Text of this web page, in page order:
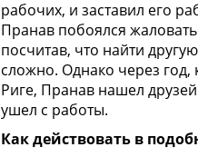
рабочих, и заставил его
Пранав побоялся
посчитав, что найти
сложно. Однако через год,
Риге, Пранав нашел
ушел с работы.
Как действовать в